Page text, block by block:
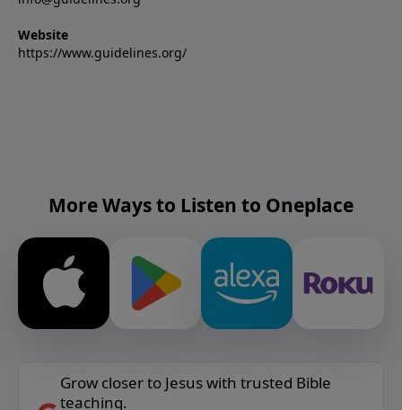
Website
https://www.guidelines.org/
More Ways to Listen to Oneplace
Grow closer to Jesus with trusted Bible
teaching.